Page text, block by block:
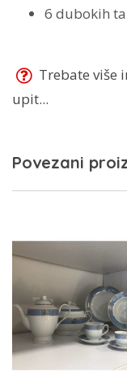
6 dubokih
Trebate više
upit...
Povezani